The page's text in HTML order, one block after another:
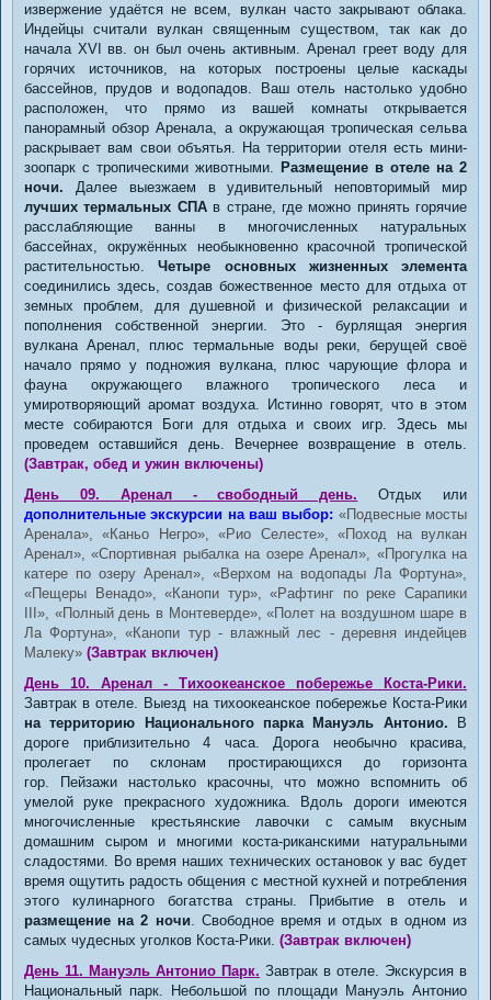
извержение удаётся не всем, вулкан часто закрывают облака.
Индейцы считали вулкан священным существом, так как до
начала XVI вв. он был очень активным. Аренал греет воду для
горячих источников, на которых построены целые каскады
бассейнов, прудов и водопадов. Ваш отель настолько удобно
расположен, что прямо из вашей комнаты открывается
панорамный обзор Аренала, а окружающая тропическая сельва
раскрывает вам свои объятья. На территории отеля есть мини-
зоопарк с тропическими животными.
Размещение в отеле на 2
ночи. Далее выезжаем в удивительный неповторимый мир
лучших термальных СПАв стране, где можно принять горячие
расслабляющие ванны в многочисленных натуральных
бассейнах, окружённых необыкновенно красочной тропической
растительностью.Четыре основных жизненных элемента
соединились здесь, создав божественное место для отдыха от
земных проблем, для душевной и физической релаксации и
пополнения собственной энергии. Это - бурлящая энергия
вулкана Аренал, плюс термальные воды реки, берущей своё
начало прямо у подножия вулкана, плюс чарующие флора и
фауна окружающего влажного тропического леса и
умиротворяющий аромат воздуха. Истинно говорят, что в этом
месте собираются Боги для отдыха и своих игр. Здесь мы
проведем оставшийся день. Вечернее возвращение в отель.
(Завтрак, обед и ужин включены)
День 09. Аренал - свободный день. Отдых или
дополнительные экскурсии на ваш выбор: «Подвесные мосты
Аренала», «Каньо Негро», «Рио Селесте», «Поход на вулкан
Аренал», «Спортивная рыбалка на озере Аренал», «Прогулка на
катере по озеру Аренал», «Верхом на водопады Ла Фортуна»,
«Пещеры Венадо», «Канопи тур», «Рафтинг по реке Сарапики
III», «Полный день в Монтеверде», «Полет на воздушном шаре в
Ла Фортуна», «Канопи тур - влажный лес - деревня индейцев
Малеку» (Завтрак включен)
День 10. Аренал - Тихоокеанское побережье Коста-Рики.
Завтрак в отеле. Выезд на тихоокеанское побережье Коста-Рики
на территорию Национального парка Мануэль Антонио. В
дороге приблизительно 4 часа. Дорога необычно красива,
пролегает по склонам простирающихся до горизонта
гор. Пейзажи настолько красочны, что можно вспомнить об
умелой руке прекрасного художника. Вдоль дороги имеются
многочисленные крестьянские лавочки с самым вкусным
домашним сыром и многими коста-риканскими натуральными
сладостями. Во время наших технических остановок у вас будет
время ощутить радость общения с местной кухней и потребления
этого кулинарного богатства страны. Прибытие в отель и
размещение на 2 ночи . Свободное время и отдых в одном из
самых чудесных уголков Коста-Рики. (Завтрак включен)
День 11. Мануэль Антонио Парк. Завтрак в отеле. Экскурсия в
Национальный парк. Небольшой по площади Мануэль Антонио